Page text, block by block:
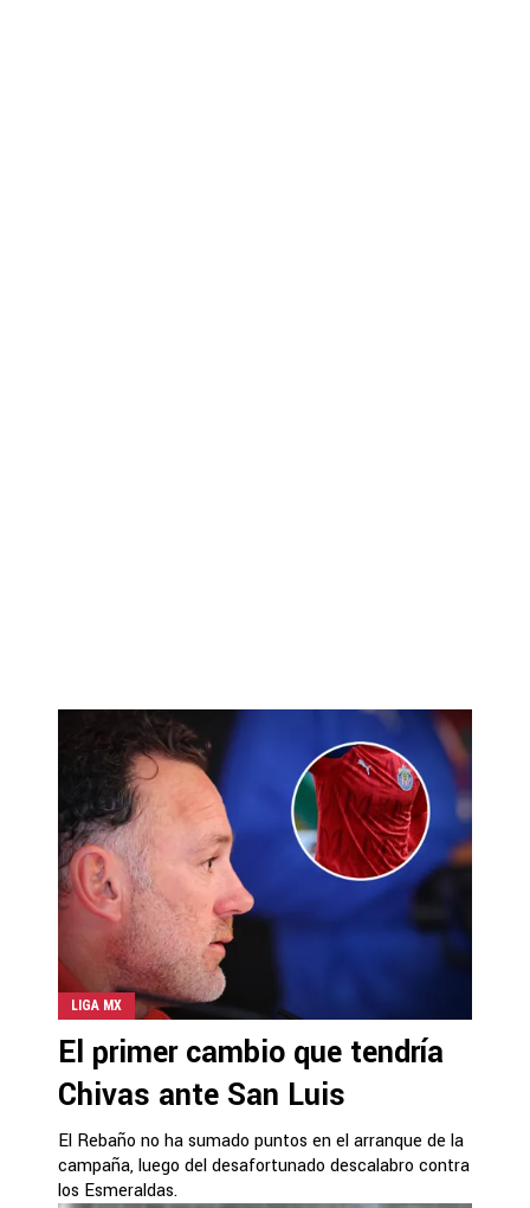
LIGA MX
El primer cambio que tendría
Chivas ante San Luis
El Rebaño no ha sumado puntos en el arranque de la
campaña, luego del desafortunado descalabro contra
los Esmeraldas.